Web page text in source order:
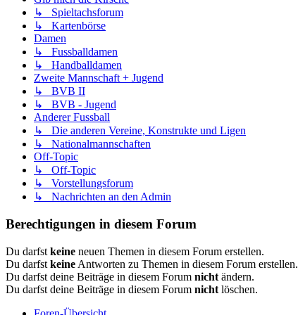
↳ Spieltachsforum
↳ Kartenbörse
Damen
↳ Fussballdamen
↳ Handballdamen
Zweite Mannschaft + Jugend
↳ BVB II
↳ BVB - Jugend
Anderer Fussball
↳ Die anderen Vereine, Konstrukte und Ligen
↳ Nationalmannschaften
Off-Topic
↳ Off-Topic
↳ Vorstellungsforum
↳ Nachrichten an den Admin
Berechtigungen in diesem Forum
Du darfst keine neuen Themen in diesem Forum erstellen.
Du darfst keine Antworten zu Themen in diesem Forum erstellen.
Du darfst deine Beiträge in diesem Forum nicht ändern.
Du darfst deine Beiträge in diesem Forum nicht löschen.